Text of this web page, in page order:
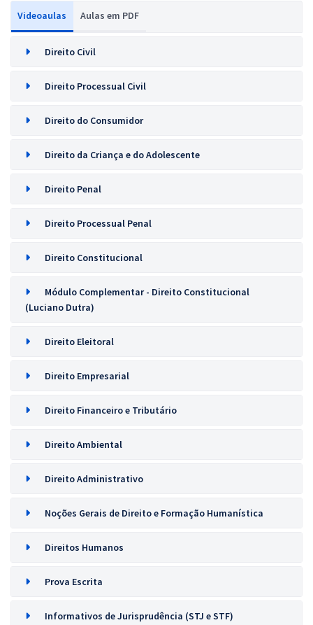
Videoaulas Aulas em PDF
Direito Civil
Direito Processual Civil
Direito do Consumidor
Direito da Criança e do Adolescente
Direito Penal
Direito Processual Penal
Direito Constitucional
Módulo Complementar - Direito Constitucional
(Luciano Dutra)
Direito Eleitoral
Direito Empresarial
Direito Financeiro e Tributário
Direito Ambiental
Direito Administrativo
Noções Gerais de Direito e Formação Humanística
Direitos Humanos
Prova Escrita
Informativos de Jurisprudência (STJ e STF)